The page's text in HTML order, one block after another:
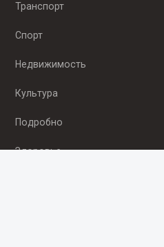
Транспорт
Спорт
Недвижимость
Культура
Подробно
Здоровье